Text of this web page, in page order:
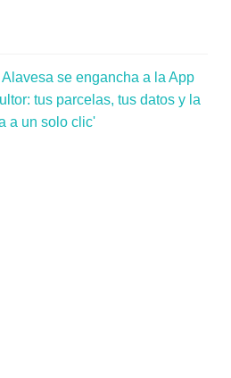
Alavesa se engancha a la App
tus parcelas, tus datos y la
a un solo clic'